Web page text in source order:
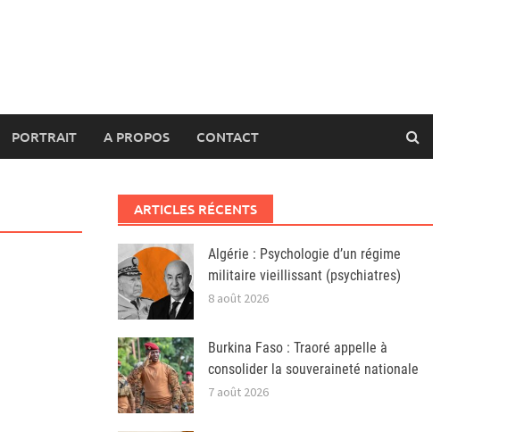
PORTRAIT A PROPOS CONTACT
ARTICLES RÉCENTS
Algérie : Psychologie d’un régime
militaire vieillissant (psychiatres)
8 août 2026
Burkina Faso : Traoré appelle à
consolider la souveraineté nationale
7 août 2026